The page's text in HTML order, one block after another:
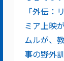
「外伝：
ミア上映
ムルが、
事の野外